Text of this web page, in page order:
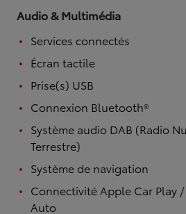
Audio & Multimédia
Services connectés
Écran tactile
Prise(s) USB
Connexion Bluetooth®
Système audio DAB (Radio
Terrestre)
Système de navigation
Connectivité Apple Car Play
Auto